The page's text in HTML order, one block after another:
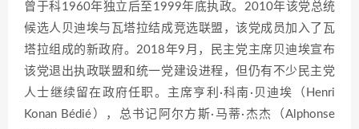
曾于科1960年独立后至1999年底执政。2010年该党总统
候选人贝迪埃与瓦塔拉结成竞选联盟，该党成员加入了瓦
塔拉组成的新政府。2018年9月，民主党主席贝迪埃宣布
该党退出执政联盟和统一党建设进程，但仍有不少民主党
人士继续留在政府任职。主席亨利·科南·贝迪埃（Henri
Konan Bédié），总书记阿尔方斯·马蒂·杰杰（Alphonse